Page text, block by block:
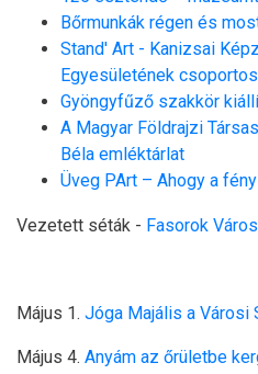
Bőrmunkák régen és
Stand' Art - Kanizsai
Egyesületének
Gyöngyfűző szakkör
A Magyar Földrajzi
Béla emléktárlat
Üveg PArt – Ahogy a
Vezetett séták - Fasorok
Május 1. Jóga Majális a Városi
Május 4. Anyám az őrületbe